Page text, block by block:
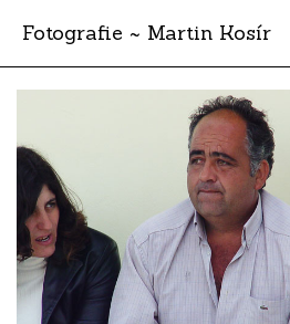
Fotografie ~ Martin Kosír
Moje obľúbené
Albumy
Miesta
Archív
Vyhľadávanie